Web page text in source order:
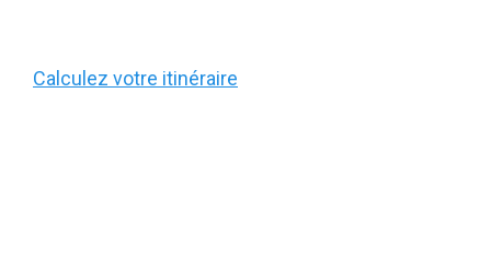
Calculez votre itinéraire